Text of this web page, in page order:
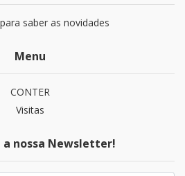
saber as novidades
Menu
CONTER
Visitas
a nossa Newsletter!